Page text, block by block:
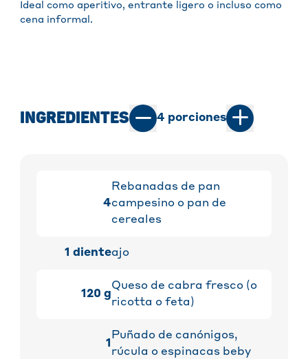
Ideal como aperitivo, entrante ligero o incluso como
cena informal.
INGREDIENTES 4 porciones
4
Rebanadas de pan
campesino o pan de
cereales
1 dienteajo
120 g
Queso de cabra fresco (o
ricotta o feta)
1
Puñado de canónigos,
rúcula o espinacas beby